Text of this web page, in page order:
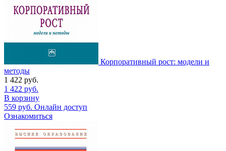
Корпоративный рост: модели и
методы
1 422 руб.
1 422 руб.
В корзину
559 руб. Онлайн доступ
Ознакомиться